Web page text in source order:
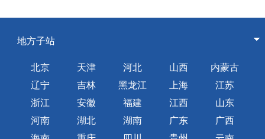
地方子站
北京 天津 河北 山西
内蒙古
辽宁
吉林 黑龙江 上海
江苏
浙江
安徽 福建 江西
山东
河南
湖北 湖南 广东
广西